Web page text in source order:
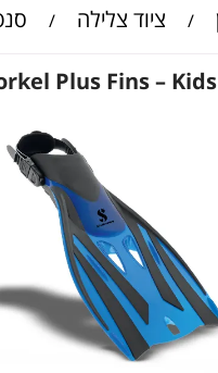
/ ציוד צלילה /
Plus Fins – Kids